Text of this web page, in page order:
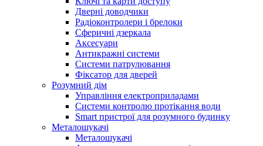
Дверні доводчики
Радіоконтролери і брелоки
Сферичні дзеркала
Аксесуари
Антикражні системи
Системи патрулювання
Фіксатор для дверей
Розумний дім
Управління електроприладами
Системи контролю протікання води
Smart пристрої для розумного будинку
Металошукачі
Металошукачі